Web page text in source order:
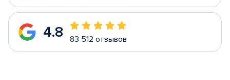
4.8 83 512 отзывов